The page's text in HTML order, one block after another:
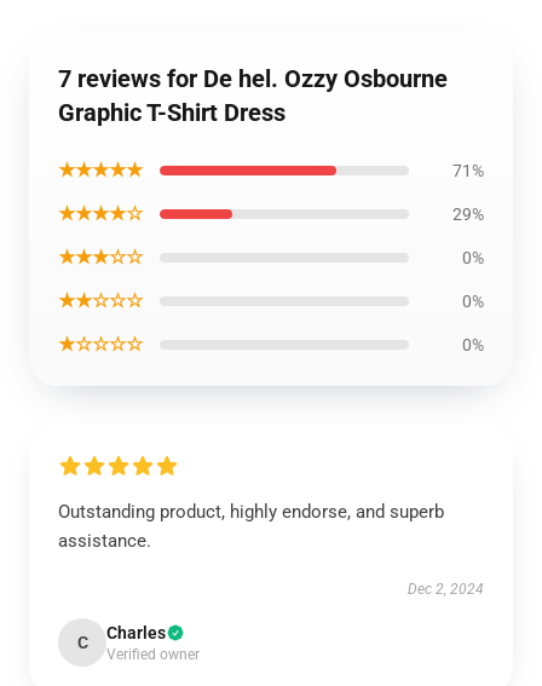
7 reviews for De hel. Ozzy Osbourne
Graphic T-Shirt Dress
★★★★★ 71%
★★★★☆ 29%
★★★☆☆ 0%
★★☆☆☆ 0%
★☆☆☆☆ 0%
Outstanding product, highly endorse, and superb
assistance.
Dec 2, 2024
C Charles
Verified owner